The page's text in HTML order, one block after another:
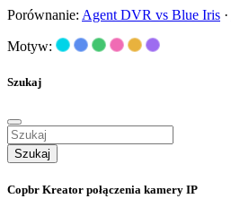
Porównanie: Agent DVR vs Blue Iris ·
Motyw:
Szukaj
Szukaj
Copbr Kreator połączenia kamery IP